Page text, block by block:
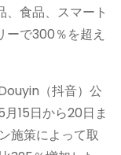
、食品、スマート
ーで300％を超え
（抖音）公
15日から20日ま
施策によって取